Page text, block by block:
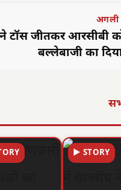
टॉस जीतकर आरसीबी
बल्लेबाजी का
▶ STORY